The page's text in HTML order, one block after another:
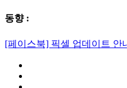
동향 :
[페이스북] 픽셀 업데이트 안